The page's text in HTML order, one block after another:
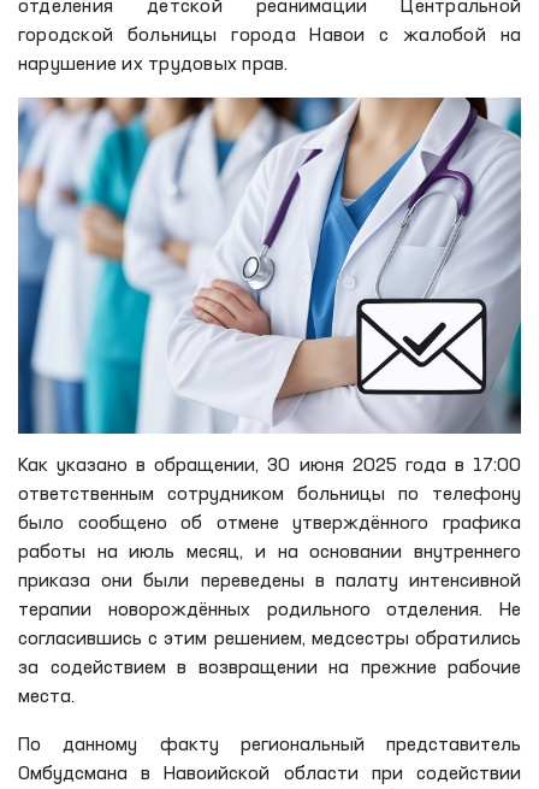
отделения детской реанимации Центральной
городской больницы города Навои с жалобой на
нарушение их трудовых прав.
Как указано в обращении, 30 июня 2025 года в 17:00
ответственным сотрудником больницы по телефону
было сообщено об отмене утверждённого графика
работы на июль месяц, и на основании внутреннего
приказа они были переведены в палату интенсивной
терапии новорождённых родильного отделения. Не
согласившись с этим решением, медсестры обратились
за содействием в возвращении на прежние рабочие
места.
По данному факту региональный представитель
Омбудсмана в Навоийской области при содействии